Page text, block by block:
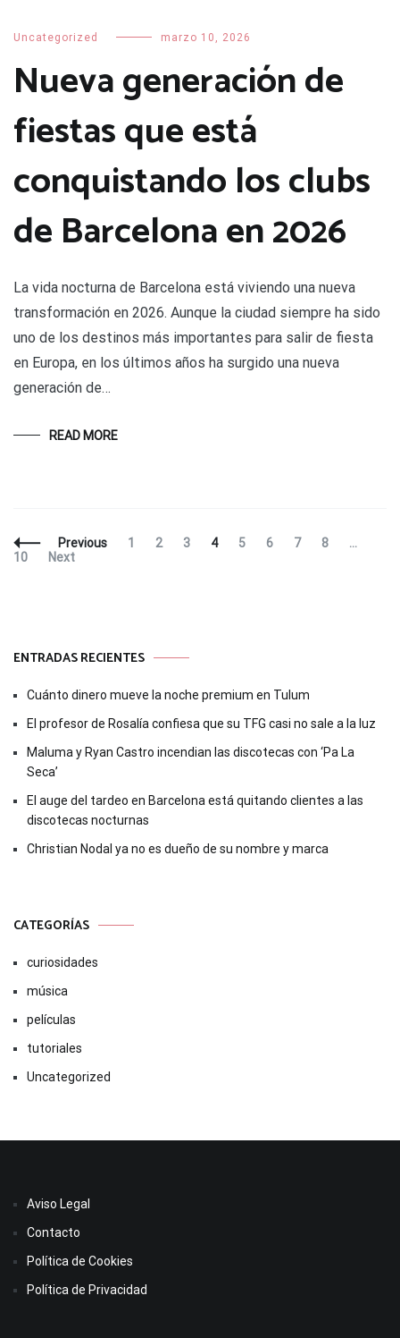
Uncategorized marzo 10, 2026
Nueva generación de
fiestas que está
conquistando los clubs
de Barcelona en 2026
La vida nocturna de Barcelona está viviendo una nueva
transformación en 2026. Aunque la ciudad siempre ha sido
uno de los destinos más importantes para salir de fiesta
en Europa, en los últimos años ha surgido una nueva
generación de…
READ MORE
Posts
Navigation
Previous Page
1 Page
2 Page
3 Page
4 Page
5 Page
6 Page
7 Page
8 …
10
Next
ENTRADAS RECIENTES
Cuánto dinero mueve la noche premium en Tulum
El profesor de Rosalía confiesa que su TFG casi no sale a la luz
Maluma y Ryan Castro incendian las discotecas con ‘Pa La
Seca’
El auge del tardeo en Barcelona está quitando clientes a las
discotecas nocturnas
Christian Nodal ya no es dueño de su nombre y marca
CATEGORÍAS
curiosidades
música
películas
tutoriales
Uncategorized
Aviso Legal
Contacto
Política de Cookies
Política de Privacidad